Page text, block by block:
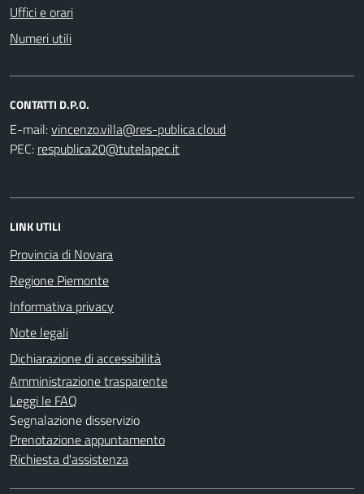
Uffici e orari
Numeri utili
CONTATTI D.P.O.
E-mail:
PEC:
LINK UTILI
Provincia di Novara
Regione Piemonte
Informativa privacy
Note legali
Dichiarazione di accessibilità
Amministrazione trasparente
Leggi le FAQ
Segnalazione disservizio
Prenotazione appuntamento
Richiesta d'assistenza